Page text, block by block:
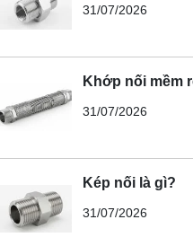
31/07/2026
Khớp nối mềm
31/07/2026
Kép nối là gì?
31/07/2026